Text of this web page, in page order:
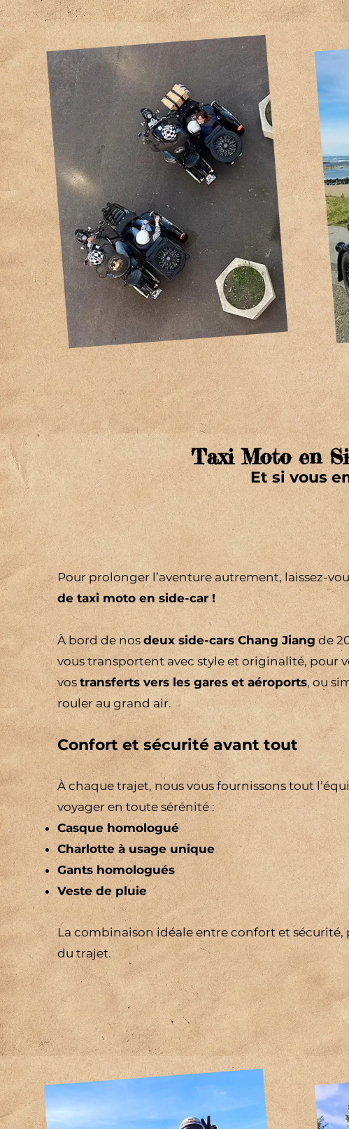
Taxi Moto en
Et si vous
Pour prolonger l’aventure autrement, laissez-
de taxi moto en side-car !
À bord de nosdeux side-cars Chang Jiang de
vous transportent avec style et originalité, pour
vostransferts vers les gares et aéroports, ou
rouler au grand air.
Confort et sécurité avant tout
À chaque trajet, nous vous fournissons tout
voyager en toute sérénité :
Casque homologué
Charlotte à usage unique
Gants homologués
Veste de pluie
La combinaison idéale entre confort et
du trajet.